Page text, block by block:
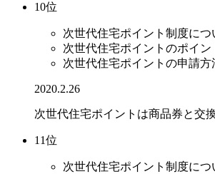
10位
次世代住宅ポイント制度につ
次世代住宅ポイントのポイン
次世代住宅ポイントの申請方
2020.2.26
次世代住宅ポイントは商品券と交
11位
次世代住宅ポイント制度につ